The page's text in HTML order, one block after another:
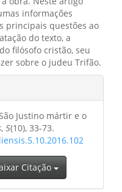
informações
principais questões ao
do texto, a
filósofo cristão, seu
sobre o judeu Trifão.
Justino mártir e o
, 5(10), 33-73.
Citação